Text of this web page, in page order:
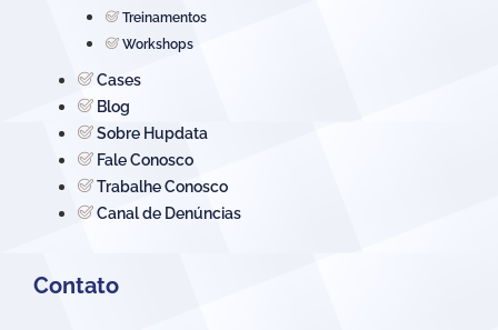
Treinamentos
Workshops
Cases
Blog
Sobre Hupdata
Fale Conosco
Trabalhe Conosco
Canal de Denúncias
Contato